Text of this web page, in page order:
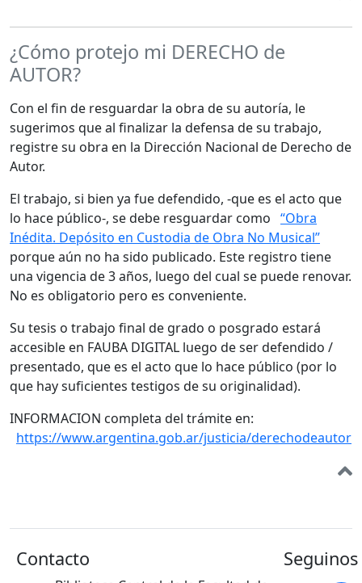
¿Cómo protejo mi DERECHO de
AUTOR?
Con el fin de resguardar la obra de su autoría, le
sugerimos que al finalizar la defensa de su trabajo,
registre su obra en la Dirección Nacional de Derecho de
Autor.
El trabajo, si bien ya fue defendido, -que es el acto que
lo hace público-, se debe resguardar como “Obra
Inédita. Depósito en Custodia de Obra No Musical”
porque aún no ha sido publicado. Este registro tiene
una vigencia de 3 años, luego del cual se puede renovar.
No es obligatorio pero es conveniente.
Su tesis o trabajo final de grado o posgrado estará
accesible en FAUBA DIGITAL luego de ser defendido /
presentado, que es el acto que lo hace público (por lo
que hay suficientes testigos de su originalidad).
INFORMACION completa del trámite en:
https://www.argentina.gob.ar/justicia/derechodeautor
Contacto